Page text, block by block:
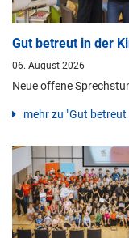
Gut betreut in der
06. August 2026
Neue offene
mehr zu "Gut betreut